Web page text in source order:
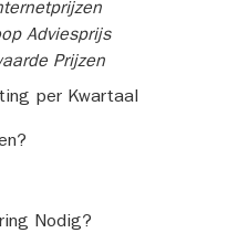
Adviesprijs
Prijzen
per Kwartaal
Nodig?